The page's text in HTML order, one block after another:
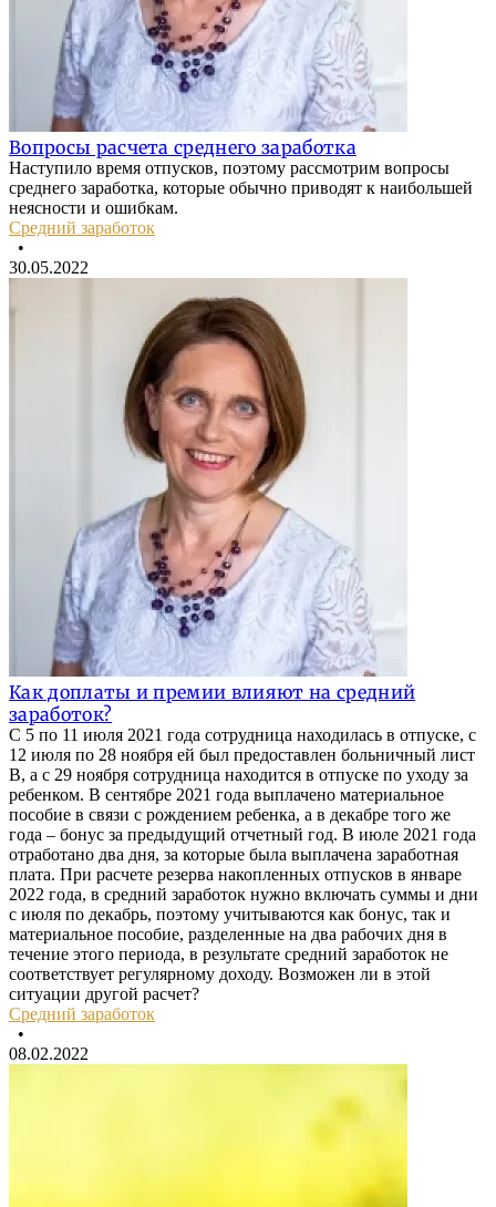
Вопросы расчета среднего заработка
Наступило время отпусков, поэтому рассмотрим вопросы
среднего заработка, которые обычно приводят к наибольшей
неясности и ошибкам.
Средний заработок
•
30.05.2022
Как доплаты и премии влияют на средний
заработок?
С 5 по 11 июля 2021 года сотрудница находилась в отпуске, с
12 июля по 28 ноября ей был предоставлен больничный лист
B, а с 29 ноября сотрудница находится в отпуске по уходу за
ребенком. В сентябре 2021 года выплачено материальное
пособие в связи с рождением ребенка, а в декабре того же
года – бонус за предыдущий отчетный год. В июле 2021 года
отработано два дня, за которые была выплачена заработная
плата. При расчете резерва накопленных отпусков в январе
2022 года, в средний заработок нужно включать суммы и дни
с июля по декабрь, поэтому учитываются как бонус, так и
материальное пособие, разделенные на два рабочих дня в
течение этого периода, в результате средний заработок не
соответствует регулярному доходу. Возможен ли в этой
ситуации другой расчет?
Средний заработок
•
08.02.2022